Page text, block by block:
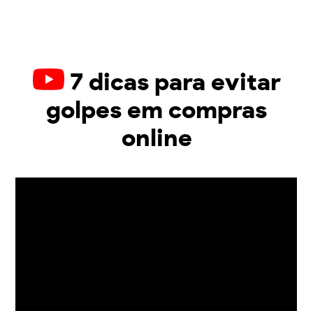
7 dicas para evitar
golpes em compras
online